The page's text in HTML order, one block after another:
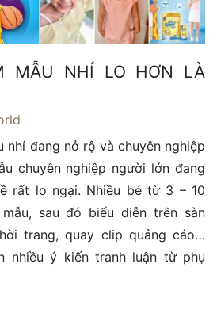
MẪU NHÍ LO HƠN LÀ
nhí đang nở rộ và chuyên nghiệp
chuyên nghiệp người lớn đang
rất lo ngại. Nhiều bé từ 3 – 10
sau đó biểu diễn trên sàn
trang, quay clip quảng cáo…
nhiều ý kiến tranh luận từ phụ